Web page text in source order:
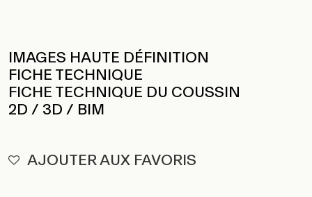
IMAGES HAUTE DÉFINITION
FICHE TECHNIQUE
FICHE TECHNIQUE DU COUSSIN
2D / 3D / BIM
AJOUTER AUX FAVORIS